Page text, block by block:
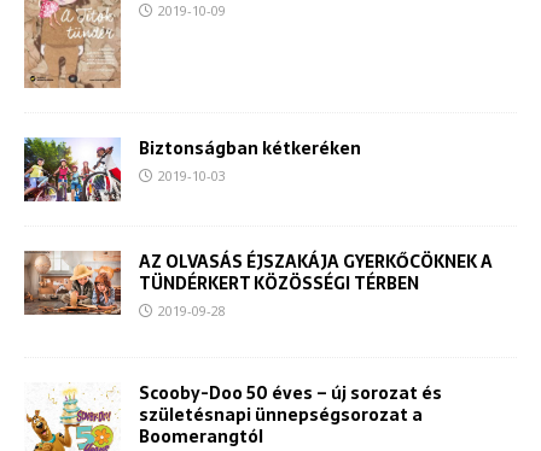
2019-10-09
Biztonságban kétkeréken
2019-10-03
AZ OLVASÁS ÉJSZAKÁJA GYERKŐCÖKNEK A
TÜNDÉRKERT KÖZÖSSÉGI TÉRBEN
2019-09-28
Scooby-Doo 50 éves – új sorozat és
születésnapi ünnepségsorozat a
Boomerangtól